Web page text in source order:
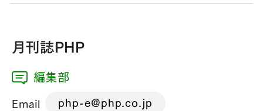
月刊誌PHP
編集部
Email php-e@php.co.jp